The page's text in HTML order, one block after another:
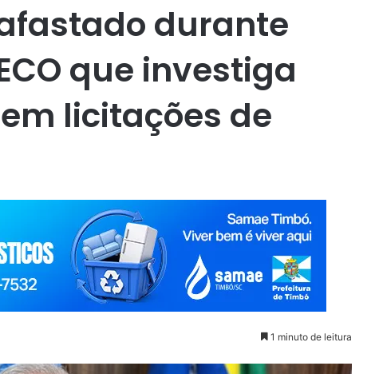
durante
que investiga
licitações de
1 minuto de leitura